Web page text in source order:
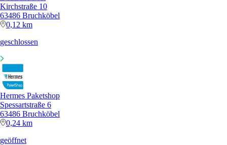
Kirchstraße 10
63486 Bruchköbel
0,12 km
geschlossen
Hermes Paketshop
Spessartstraße 6
63486 Bruchköbel
0,24 km
geöffnet